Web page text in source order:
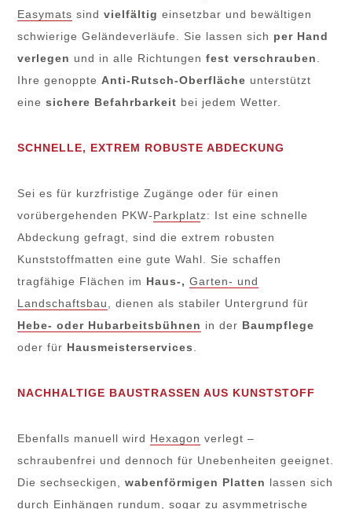
Easymats sindvielfältig einsetzbar und bewältigen
schwierige Geländeverläufe. Sie lassen sich per Hand
verlegen und in alle Richtungenfest verschrauben
Ihre genoppte Anti-Rutsch-Oberfläche unterstützt
eine sichere Befahrbarkeit bei jedem Wetter.
SCHNELLE, EXTREM ROBUSTE ABDECKUNG
Sei es für kurzfristige Zugänge oder für einen
vorübergehenden PKW-Parkplatz: Ist eine schnelle
Abdeckung gefragt, sind die extrem robusten
Kunststoffmatten eine gute Wahl. Sie schaffen
tragfähige Flächen im Haus-,Garten- und
Landschaftsbau
, dienen als stabiler Untergrund für
Hebe- oder Hubarbeitsbühnen in der Baumpflege
oder für Hausmeisterservices
NACHHALTIGE BAUSTRASSEN AUS KUNSTSTOFF
Ebenfalls manuell wird Hexagon verlegt –
schraubenfrei und dennoch für Unebenheiten geeignet.
Die sechseckigen,wabenförmigen Platten lassen sich
durch Einhängen rundum, sogar zu asymmetrische